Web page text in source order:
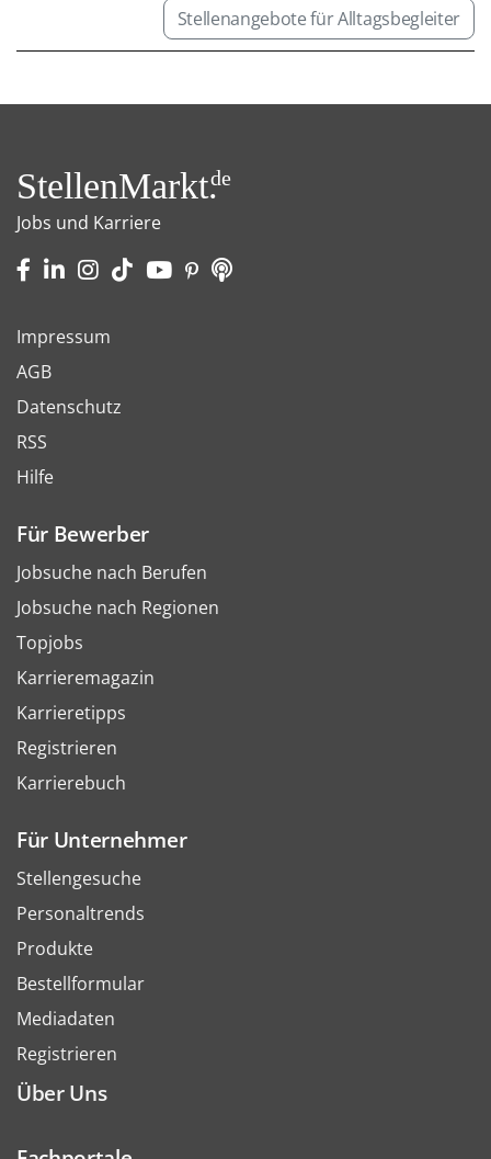
Stellenangebote für Alltagsbegleiter
StellenMarkt.de
Jobs und Karriere
Impressum
AGB
Datenschutz
RSS
Hilfe
Für Bewerber
Jobsuche nach Berufen
Jobsuche nach Regionen
Topjobs
Karrieremagazin
Karrieretipps
Registrieren
Karrierebuch
Für Unternehmer
Stellengesuche
Personaltrends
Produkte
Bestellformular
Mediadaten
Registrieren
Über Uns